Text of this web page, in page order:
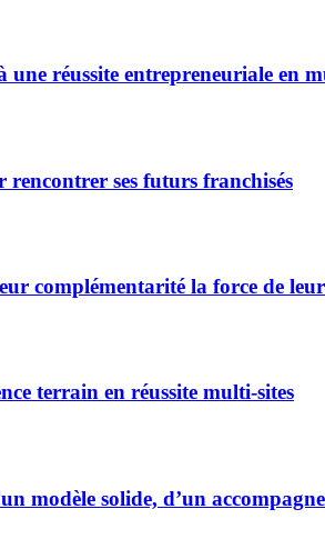
réussite entrepreneuriale en
ses futurs franchisés
complémentarité la force de
terrain en réussite multi-sites
modèle solide, d’un